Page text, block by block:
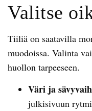
Valitse
Tiiliä on saatavilla
muodoissa. Valinta
huollon tarpeeseen.
Väri ja
julkisivuun